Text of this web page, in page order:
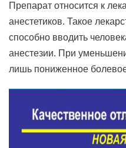
Препарат относится к
анестетиков. Такое
способно вводить
анестезии. При
лишь пониженное